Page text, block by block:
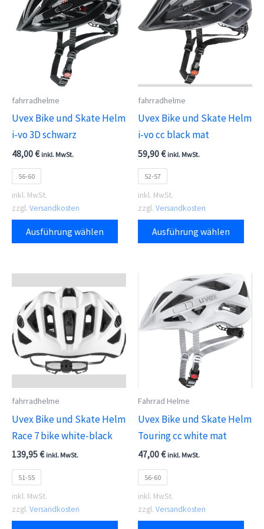
auf.
Die
Optionen
Produktseite
gewählt
werden
auf.
Die
der
fahrradhelme
Uvex Bike und Skate Helm
i-vo 3D schwarz
48,00€ inkl. MwSt.
56-60
inkl. MwSt.
zzgl. Versandkosten
Ausführung wählen
Dieses
Produkt
mehrere
Varianten
Die
Optionen
können
auf
der
Produktseite
gewählt
werden
fahrradhelme
Uvex Bike und Skate Helm
i-vo cc black mat
59,90€ inkl. MwSt.
52-57
inkl. MwSt.
zzgl. Versandkosten
Ausführung wählen
auf.
Die
der
fahrradhelme
Uvex Bike und Skate Helm
Race 7 bike white-black
139,95€ inkl. MwSt.
51-55
inkl. MwSt.
zzgl. Versandkosten
Dieses
Fahrrad Helme
Uvex Bike und Skate Helm
Touring cc white mat
47,00€ inkl. MwSt.
56-60
inkl. MwSt.
zzgl. Versandkosten